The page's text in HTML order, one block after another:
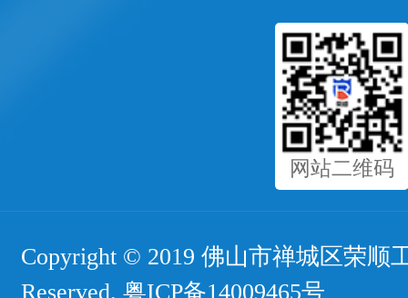
网站二维码
Copyright © 2019 佛山市禅城区荣顺
Reserved. 粤ICP备14009465号